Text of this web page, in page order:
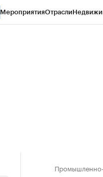
МероприятияОтрасли
Промышленно-